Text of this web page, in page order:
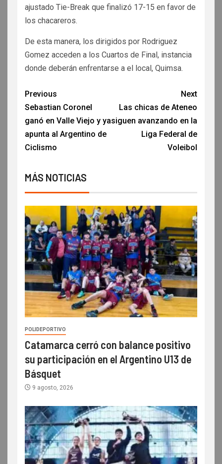
ajustado Tie-Break que finalizó 17-15 en favor de
los chacareros.
De esta manera, los dirigidos por Rodriguez
Gomez acceden a los Cuartos de Final, instancia
donde deberán enfrentarse a el local, Quimsa.
Previous
Sebastian Coronel
ganó en Valle Viejo y ya
apunta al Argentino de
Ciclismo
Next
Las chicas de Ateneo
siguen avanzando en la
Liga Federal de
Voleibol
MÁS NOTICIAS
POLIDEPORTIVO
Catamarca cerró con balance positivo
su participación en el Argentino U13 de
Básquet
9 agosto, 2026